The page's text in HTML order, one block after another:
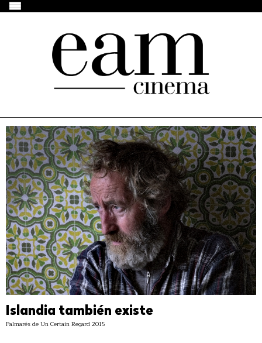
Islandia también existe
Palmarés de Un Certain Regard 2015